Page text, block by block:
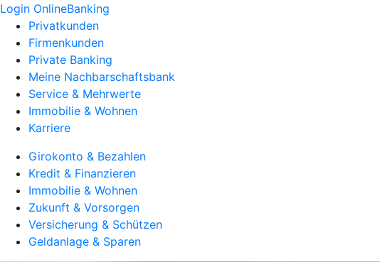
Login OnlineBanking
Privatkunden
Firmenkunden
Private Banking
Meine Nachbarschaftsbank
Service & Mehrwerte
Immobilie & Wohnen
Karriere
Girokonto & Bezahlen
Kredit & Finanzieren
Immobilie & Wohnen
Zukunft & Vorsorgen
Versicherung & Schützen
Geldanlage & Sparen